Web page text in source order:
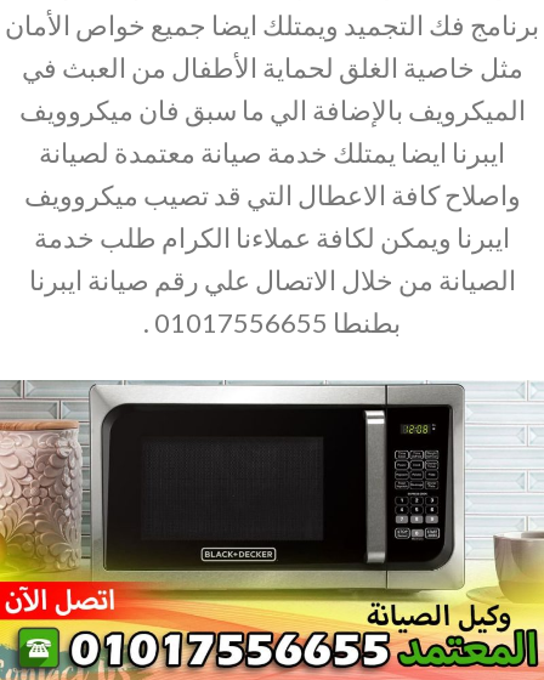
برنامج فك التجميد ويمتلك ايضا جميع خواص الأمان
مثل خاصية الغلق لحماية الأطفال من العبث في
الميكرويف بالإضافة الي ما سبق فان ميكروويف
ايبرنا ايضا يمتلك خدمة صيانة معتمدة لصيانة
واصلاح كافة الاعطال التي قد تصيب ميكروويف
ايبرنا ويمكن لكافة عملاءنا الكرام طلب خدمة
الصيانة من خلال الاتصال علي رقم صيانة ايبرنا
بطنطا 01017556655 .